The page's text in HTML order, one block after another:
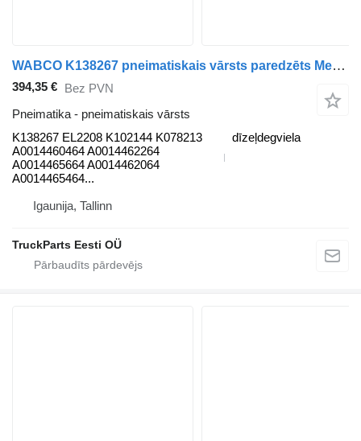
WABCO K138267 pneimatiskais vārsts paredzēts Mercedes-Benz Actros MP4 Antos Arocs (2012-) vilcēja
394,35 € Bez PVN
Pneimatika - pneimatiskais vārsts
K138267 EL2208 K102144 K078213
A0014460464 A0014462264
A0014465664 A0014462064
A0014465464...
dīzeļdegviela
Igaunija, Tallinn
TruckParts Eesti OÜ